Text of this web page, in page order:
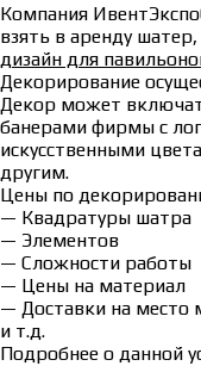
Компания
взять в аренду
дизайн для
Декорирование
Декор может
банерами фирмы с
искусственными
другим.
Цены по
— Квадратуры шатра
— Элементов
— Сложности работы
— Цены на материал
— Доставки на место
и т.д.
Подробнее о данной